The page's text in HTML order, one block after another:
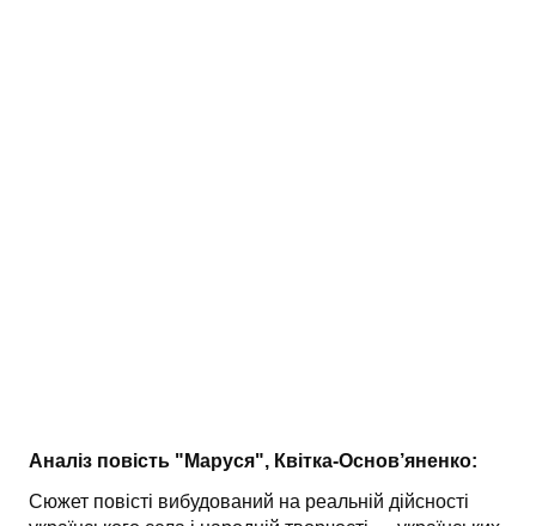
Аналіз повість "Маруся", Квітка-Основ’яненко:
Сюжет повісті вибудований на реальній дійсності